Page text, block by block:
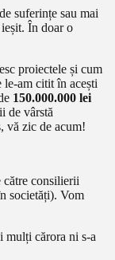
suferințe sau mai
În doar o
proiectele și cum
le-am citit în acești
150.000.000 lei
de vârstă
vă zic de acum!
către consilierii
societăți). Vom
mulți cărora ni s-a